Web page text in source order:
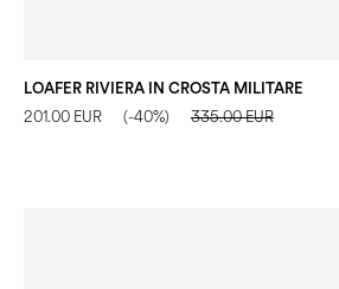
LOAFER RIVIERA IN CROSTA MILITARE
201.00 EUR (-40%) 335.00 EUR